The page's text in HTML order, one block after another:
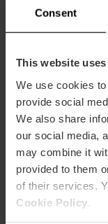
Consent
This website
We use cookies
provide social
We also share
our social media,
may combine it
provided to them
of their services.
Cookie Policy
Zeitplan
Das
ganzjährig
finden Sie auf
35.00€